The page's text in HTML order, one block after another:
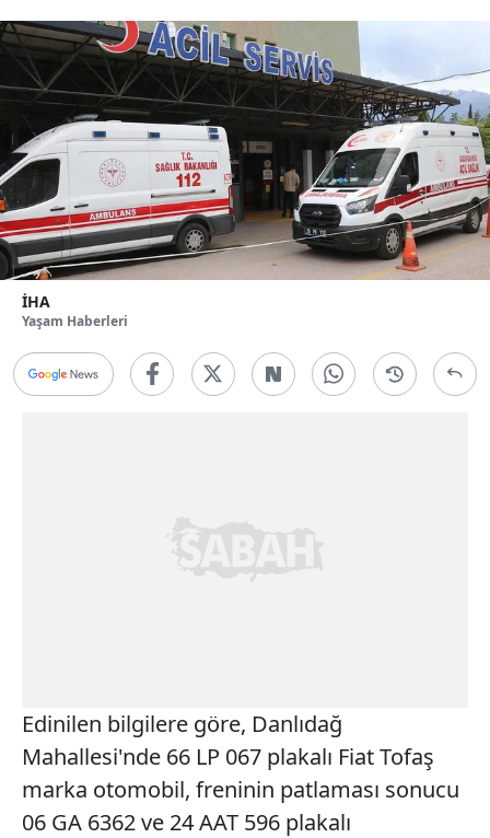
İHA
Yaşam Haberleri
Edinilen bilgilere göre, Danlıdağ
Mahallesi'nde 66 LP 067 plakalı Fiat Tofaş
marka otomobil, freninin patlaması sonucu
06 GA 6362 ve 24 AAT 596 plakalı